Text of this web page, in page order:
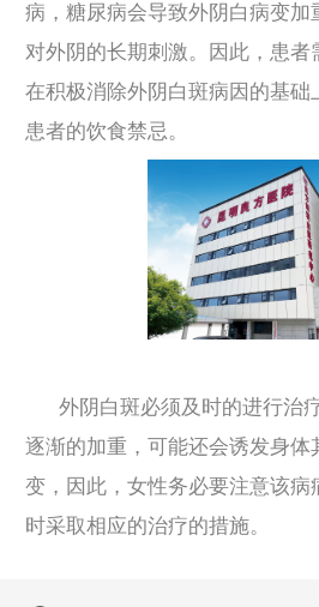
病，糖尿病会导致外阴白病变加
对外阴的长期刺激。因此，患者
在积极消除外阴白斑病因的基础
患者的饮食禁忌。
外阴白斑必须及时的进行治
逐渐的加重，可能还会诱发身体
变，因此，女性务必要注意该病
时采取相应的治疗的措施。